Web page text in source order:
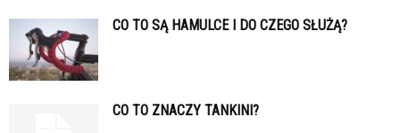
CO TO SĄ HAMULCE I DO CZEGO SŁUŻĄ?
CO TO ZNACZY TANKINI?